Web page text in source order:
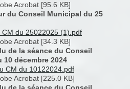
Acrobat [95.6 KB]
du Conseil Municipal du 25
du 25022025 (1).pdf
Acrobat [34.3 KB]
de la séance du Conseil
10 décembre 2024
CM du 10122024.pdf
Acrobat [225.0 KB]